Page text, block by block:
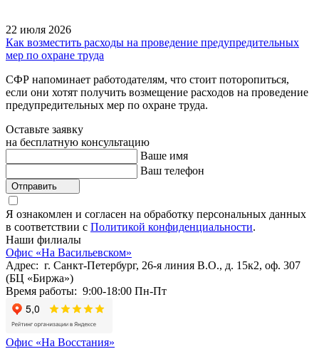
22 июля 2026
Как возместить расходы на проведение предупредительных
мер по охране труда
СФР напоминает работодателям, что стоит поторопиться,
если они хотят получить возмещение расходов на проведение
предупредительных мер по охране труда.
Оставьте заявку
на бесплатную консультацию
Ваше имя
Ваш телефон
Отправить
Я ознакомлен и согласен на обработку персональных данных
в соответствии с Политикой конфиденциальности.
Наши филиалы
Офис «На Васильевском»
Адрес: г. Санкт-Петербург, 26-я линия В.О., д. 15к2, оф. 307
(БЦ «Биржа»)
Время работы: 9:00-18:00 Пн-Пт
Офис «На Восстания»